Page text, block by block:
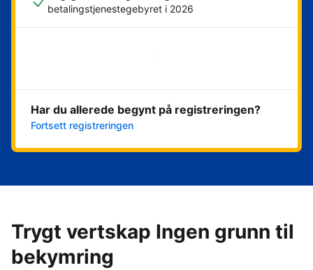
betalingstjenestegebyret i 2026
Kom i gang nå
Har du allerede begynt på registreringen?
Fortsett registreringen
Trygt vertskap Ingen grunn til
bekymring